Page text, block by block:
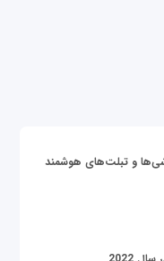
و تبلت‌های هوشمند